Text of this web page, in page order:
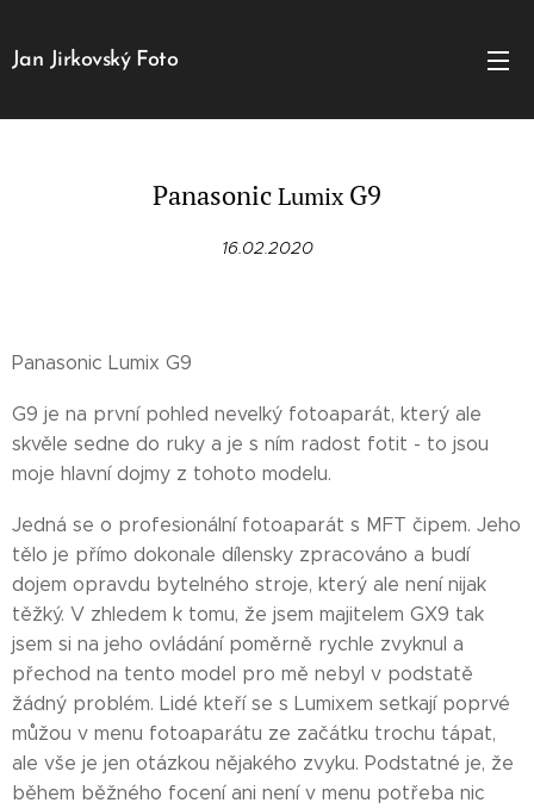
Jan Jirkovský Foto
PanasonicLumixG9
16.02.2020
Panasonic Lumix G9
G9 je na první pohled nevelký fotoaparát, který ale
skvěle sedne do ruky a je s ním radost fotit - to jsou
moje hlavní dojmy z tohoto modelu.
Jedná se o profesionální fotoaparát s MFT čipem. Jeho
tělo je přímo dokonale dílensky zpracováno a budí
dojem opravdu bytelného stroje, který ale není nijak
těžký. V zhledem k tomu, že jsem majitelem GX9 tak
jsem si na jeho ovládání poměrně rychle zvyknul a
přechod na tento model pro mě nebyl v podstatě
žádný problém. Lidé kteří se s Lumixem setkají poprvé
můžou v menu fotoaparátu ze začátku trochu tápat,
ale vše je jen otázkou nějakého zvyku. Podstatné je, že
během běžného focení ani není v menu potřeba nic